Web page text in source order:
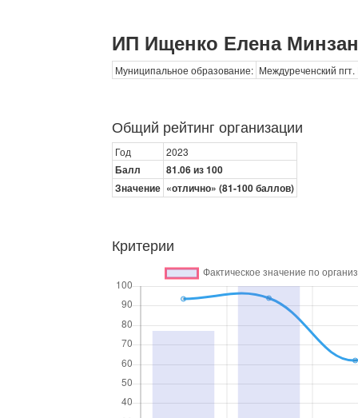
ИП Ищенко Елена
Муниципальное образование: Междуреченский
Общий рейтинг организации
Год 2023
Балл
81.06 из 100
Значение «отлично» (81-100 баллов)
Критерии